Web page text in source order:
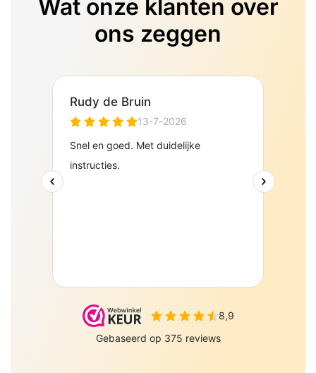
Wat onze klanten over
ons zeggen